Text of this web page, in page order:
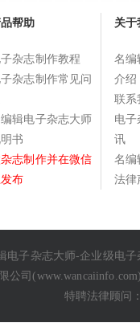
帮助
杂志制作教程
杂志制作常见问
辑电子杂志大师
书
志制作并在微信
发布
关于
名编
介绍
联系
电子
讯
名编
法律
电子杂志大师-企业级电子
公司(www.wancaiinfo.com
特聘法律顾问